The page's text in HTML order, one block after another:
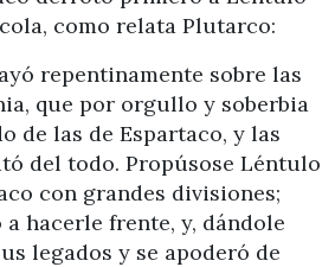
como relata Plutarco:
repentinamente sobre las
que por orgullo y soberbia
de las de Espartaco, y las
del todo. Propúsose Léntulo
con grandes divisiones;
hacerle frente, y, dándole
legados y se apoderó de